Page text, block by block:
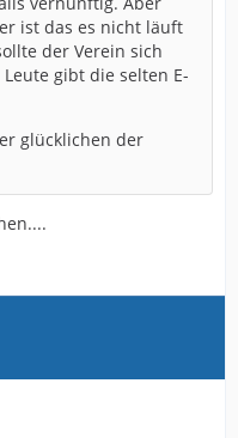
ist das es nicht läuft
der Verein sich
gibt die selten E-
glücklichen der